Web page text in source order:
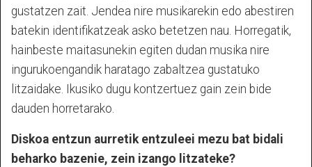
gustatzen zait. Jendea nire musikarekin edo abestiren
batekin identifikatzeak asko betetzen nau. Horregatik,
hainbeste maitasunekin egiten dudan musika nire
ingurukoengandik haratago zabaltzea gustatuko
litzaidake. Ikusiko dugu kontzertuez gain zein bide
dauden horretarako.
Diskoa entzun aurretik entzuleei mezu bat bidali
beharko bazenie, zein izango litzateke?